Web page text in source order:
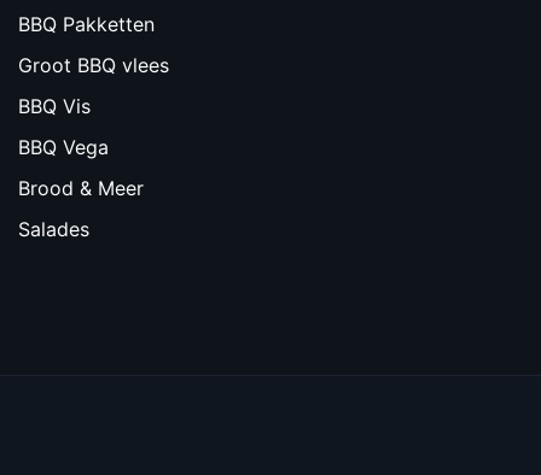
BBQ Pakketten
Groot BBQ vlees
BBQ Vis
BBQ Vega
Brood & Meer
Salades